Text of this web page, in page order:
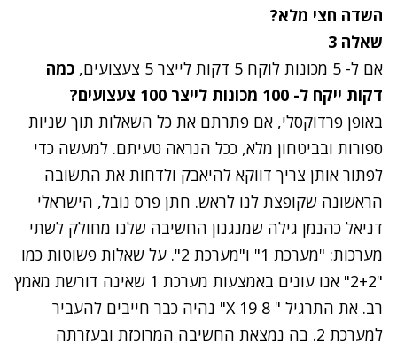
השדה חצי מלא?
שאלה 3
אם ל- 5 מכונות לוקח 5 דקות לייצר 5 צעצועים,
כמה
דקות ייקח ל- 100 מכונות לייצר 100 צעצועים?
באופן פרדוקסלי, אם פתרתם את כל השאלות תוך שניות
ספורות ובביטחון מלא, ככל הנראה טעיתם. למעשה כדי
לפתור אותן צריך דווקא להיאבק ולדחות את התשובה
הראשונה שקופצת לנו לראש. חתן פרס נובל, הישראלי
דניאל כהנמן גילה שמנגנון החשיבה שלנו מחולק לשתי
מערכות: "מערכת 1" ו"מערכת 2". על שאלות פשוטות כמו
"2+2" אנו עונים באמצעות מערכת 1 שאינה דורשת מאמץ
רב. את התרגיל " 8 X 19" נהיה כבר חייבים להעביר
למערכת 2. בה נמצאת החשיבה המרוכזת ובעזרתה